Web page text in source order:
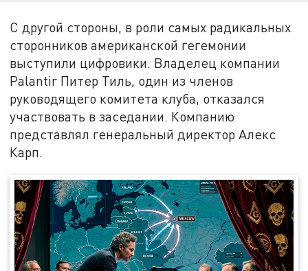
С другой стороны, в роли самых радикальных
сторонников американской гегемонии
выступили цифровики. Владелец компании
Palantir Питер Тиль, один из членов
руководящего комитета клуба, отказался
участвовать в заседании. Компанию
представлял генеральный директор Алекс
Карп.